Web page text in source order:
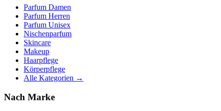
Parfum Damen
Parfum Herren
Parfum Unisex
Nischenparfum
Skincare
Makeup
Haarpflege
Körperpflege
Alle Kategorien →
Nach Marke